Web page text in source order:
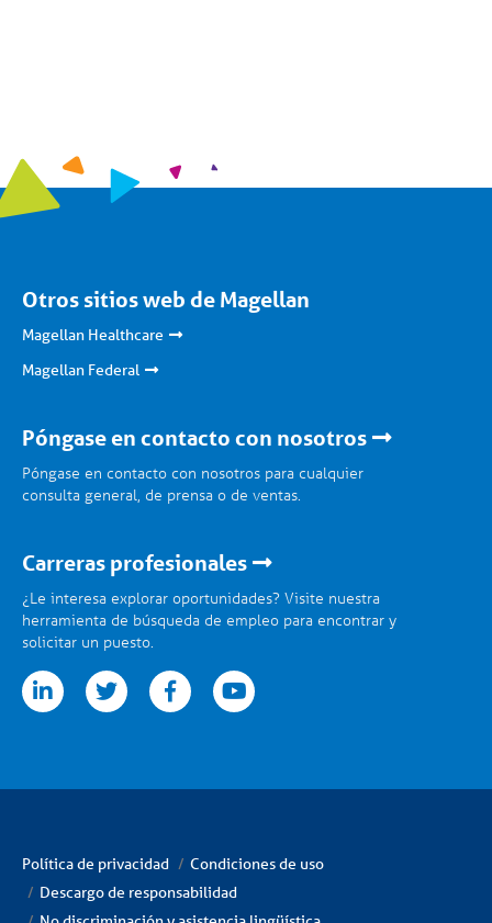
Otros sitios web de Magellan
Magellan Healthcare
Magellan Federal
Póngase en contacto con nosotros
Póngase en contacto con nosotros para cualquier
consulta general, de prensa o de ventas.
Carreras profesionales
¿Le interesa explorar oportunidades? Visite nuestra
herramienta de búsqueda de empleo para encontrar y
solicitar un puesto.
facebookyoutube
Política de privacidad
Condiciones de uso
Descargo de responsabilidad